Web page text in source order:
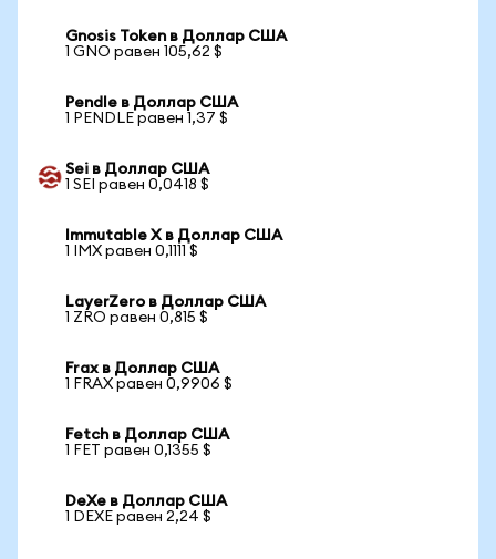
Gnosis Token в Доллар США
1 GNO равен 105,62 $
Pendle в Доллар США
1 PENDLE равен 1,37 $
Sei в Доллар США
1 SEI равен 0,0418 $
Immutable X в Доллар США
1 IMX равен 0,1111 $
LayerZero в Доллар США
1 ZRO равен 0,815 $
Frax в Доллар США
1 FRAX равен 0,9906 $
Fetch в Доллар США
1 FET равен 0,1355 $
DeXe в Доллар США
1 DEXE равен 2,24 $